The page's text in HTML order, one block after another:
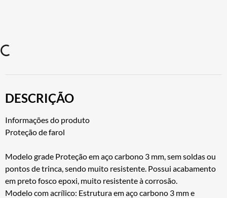
DESCRIÇÃO
Informações do produto
Proteção de farol
Modelo grade Proteção em aço carbono 3 mm, sem soldas ou
pontos de trinca, sendo muito resistente. Possui acabamento
em preto fosco epoxi, muito resistente à corrosão.
Modelo com acrílico: Estrutura em aço carbono 3 mm e